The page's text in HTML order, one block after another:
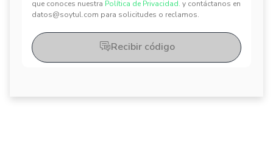
que conoces nuestra Política de Privacidad. y contáctanos en
datos@soytul.com para solicitudes o reclamos.
Recibir código